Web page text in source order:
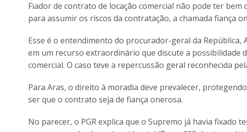
Fiador de contrato de locação comercial não pode ter
para assumir os riscos da contratação, a chamada fiança
Esse é o entendimento do procurador-geral da
em um recurso extraordinário que discute a possibilidade
comercial. O caso teve a repercussão geral reconhecida
Para Aras, o direito à moradia deve prevalecer,
ser que o contrato seja de fiança onerosa.
No parecer, o PGR explica que o Supremo já havia fixado